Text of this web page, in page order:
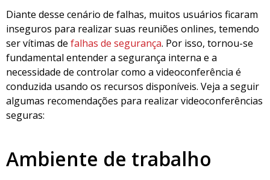
Diante desse cenário de falhas, muitos usuários ficaram
inseguros para realizar suas reuniões onlines, temendo
ser vítimas de falhas de segurança. Por isso, tornou-se
fundamental entender a segurança interna e a
necessidade de controlar como a videoconferência é
conduzida usando os recursos disponíveis. Veja a seguir
algumas recomendações para realizar videoconferências
seguras:
Ambiente de trabalho